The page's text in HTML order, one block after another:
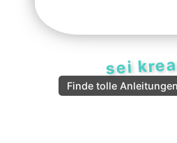
sei
Finde tolle